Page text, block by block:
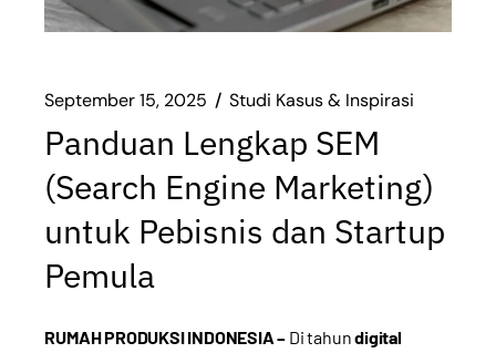
September 15, 2025 Studi Kasus & Inspirasi
Panduan Lengkap SEM
(Search Engine Marketing)
untuk Pebisnis dan Startup
Pemula
RUMAH PRODUKSI INDONESIA – Di tahundigital